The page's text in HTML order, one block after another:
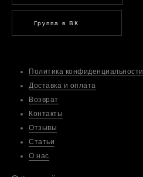
Политика конфиденциальности
Доставка и оплата
Возврат
Контакты
Отзывы
Статьи
О нас
Группа в ВК